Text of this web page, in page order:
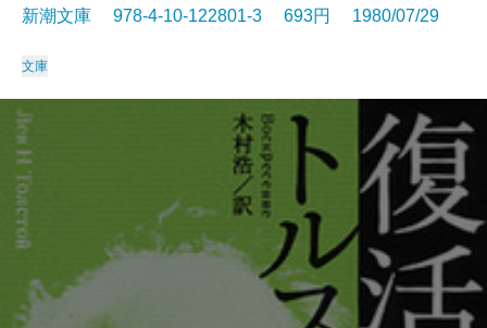
新潮文庫 978-4-10-122801-3 693円 1980/07/29
文庫